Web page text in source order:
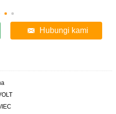
Hubungi kami
IEC